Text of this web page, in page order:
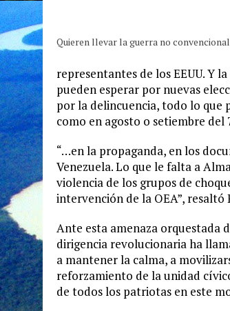
Quieren llevar la guerra no
representantes de los EEUU. Y
pueden esperar por nuevas
por la delincuencia, todo lo que
como en agosto o setiembre
“…en la propaganda, en los
Venezuela. Lo que le falta a
violencia de los grupos de
intervención de la OEA”, resaltó
Ante esta amenaza orquestada
dirigencia revolucionaria ha
a mantener la calma, a
reforzamiento de la unidad
de todos los patriotas en este